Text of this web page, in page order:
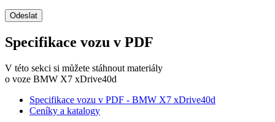
Odeslat
Specifikace vozu v PDF
V této sekci si můžete stáhnout materiály
o voze BMW X7 xDrive40d
Specifikace vozu v PDF - BMW X7 xDrive40d
Ceníky a katalogy